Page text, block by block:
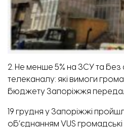
2. Не менше 5% на ЗСУ та без
телеканалу: які вимоги
бюджету Запоріжжя
19 грудня у Запоріжжі
об’єднанням VUS